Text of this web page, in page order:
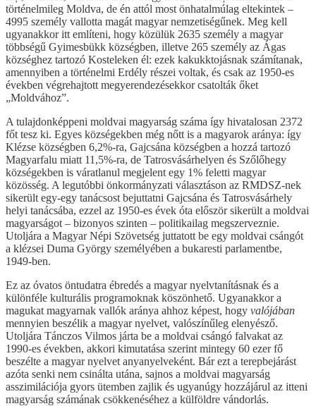
történelmileg Moldva, de én attól most önhatalmúlag eltekintek –
4995 személy vallotta magát magyar nemzetiségűnek. Meg kell
ugyanakkor itt említeni, hogy közülük 2635 személy a magyar
többségű Gyimesbükk községben, illetve 265 személy az Ágas
községhez tartozó Kosteleken él: ezek kakukktojásnak számítanak,
amennyiben a történelmi Erdély részei voltak, és csak az 1950-es
években végrehajtott megyerendezésekkor csatolták őket
„Moldvához”.
A tulajdonképpeni moldvai magyarság száma így hivatalosan 2372
főt tesz ki. Egyes községekben még nőtt is a magyarok aránya: így
Klézse községben 6,2%-ra, Gajcsána községben a hozzá tartozó
Magyarfalu miatt 11,5%-ra, de Tatrosvásárhelyen és Szőlőhegy
községekben is váratlanul megjelent egy 1% feletti magyar
közösség. A legutóbbi önkormányzati választáson az RMDSZ-nek
sikerült egy-egy tanácsost bejuttatni Gajcsána és Tatrosvásárhely
helyi tanácsába, ezzel az 1950-es évek óta először sikerült a moldvai
magyarságot – bizonyos szinten – politikailag megszerveznie.
Utoljára a Magyar Népi Szövetség juttatott be egy moldvai csángót
a klézsei Duma György személyében a bukaresti parlamentbe,
1949-ben.
Ez az óvatos öntudatra ébredés a magyar nyelvtanításnak és a
különféle kulturális programoknak köszönhető. Ugyanakkor a
magukat magyarnak vallók aránya ahhoz képest, hogy valójában
mennyien beszélik a magyar nyelvet, valószínűleg elenyésző.
Utoljára Tánczos Vilmos járta be a moldvai csángó falvakat az
1990-es években, akkori kimutatása szerint mintegy 60 ezer fő
beszélte a magyar nyelvet anyanyelveként. Bár ezt a terepbejárást
azóta senki nem csinálta utána, sajnos a moldvai magyarság
asszimilációja gyors ütemben zajlik és ugyanúgy hozzájárul az itteni
magyarság számának csökkenéséhez a külföldre vándorlás.